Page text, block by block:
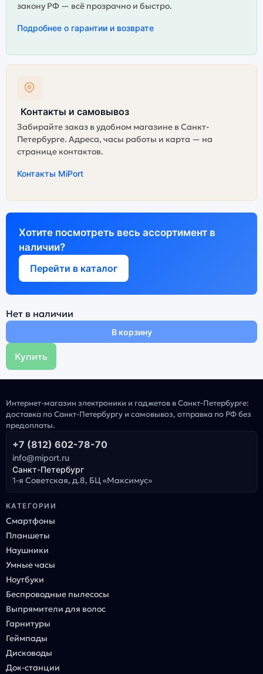
закону РФ — всё прозрачно и быстро.
Подробнее о гарантии и возврате
Контакты и самовывоз
Забирайте заказ в удобном магазине в Санкт-
Петербурге. Адреса, часы работы и карта — на
странице контактов.
Контакты MiPort
Хотите посмотреть весь ассортимент в
наличии?
Перейти в каталог
Нет в наличии
В корзину
Купить
Интернет-магазин электроники и гаджетов в Санкт-Петербурге:
доставка по Санкт-Петербургу и самовывоз, отправка по РФ без
предоплаты.
+7 (812) 602-78-70
info@miport.ru
Санкт-Петербург
1-я Советская, д.8, БЦ «Максимус»
КАТЕГОРИИ
Смартфоны
Планшеты
Наушники
Умные часы
Ноутбуки
Беспроводные пылесосы
Выпрямители для волос
Гарнитуры
Геймпады
Дисководы
Док-станции